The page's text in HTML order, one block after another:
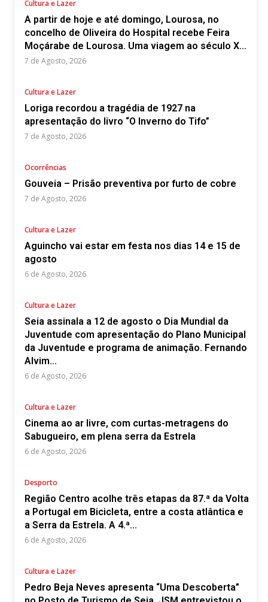
Cultura e Lazer
A partir de hoje e até domingo, Lourosa, no
concelho de Oliveira do Hospital recebe Feira
Moçárabe de Lourosa. Uma viagem ao século X...
7 de Agosto, 2026
Cultura e Lazer
Loriga recordou a tragédia de 1927 na
apresentação do livro “O Inverno do Tifo”
7 de Agosto, 2026
Ocorrências
Gouveia – Prisão preventiva por furto de cobre
7 de Agosto, 2026
Cultura e Lazer
Aguincho vai estar em festa nos dias 14 e 15 de
agosto
6 de Agosto, 2026
Cultura e Lazer
Seia assinala a 12 de agosto o Dia Mundial da
Juventude com apresentação do Plano Municipal
da Juventude e programa de animação. Fernando
Alvim...
6 de Agosto, 2026
Cultura e Lazer
Cinema ao ar livre, com curtas-metragens do
Sabugueiro, em plena serra da Estrela
6 de Agosto, 2026
Desporto
Região Centro acolhe três etapas da 87.ª da Volta
a Portugal em Bicicleta, entre a costa atlântica e
a Serra da Estrela. A 4.ª...
6 de Agosto, 2026
Cultura e Lazer
Pedro Beja Neves apresenta “Uma Descoberta”